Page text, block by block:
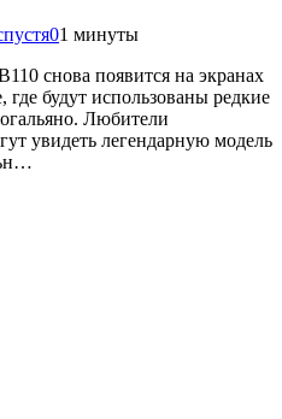
01 минуты
снова появится на экранах
будут использованы редкие
Любители
увидеть легендарную модель